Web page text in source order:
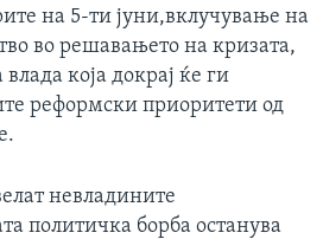
на 5-ти јуни,вклучување на
во решавањето на кризата,
која докрај ќе ги
реформски приоритети од
невладините
политичка борба останува